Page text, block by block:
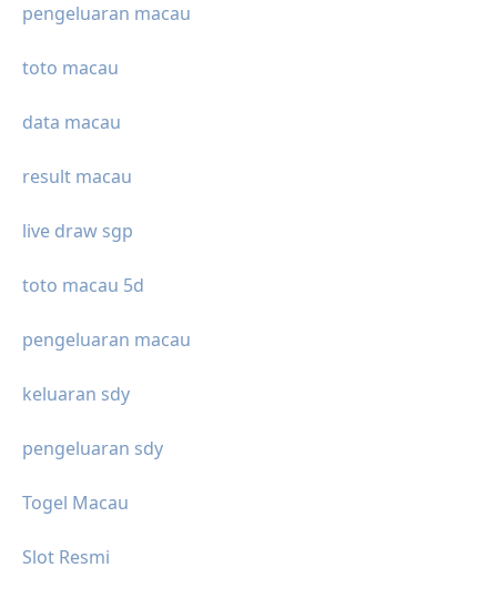
pengeluaran macau
toto macau
data macau
result macau
live draw sgp
toto macau 5d
pengeluaran macau
keluaran sdy
pengeluaran sdy
Togel Macau
Slot Resmi